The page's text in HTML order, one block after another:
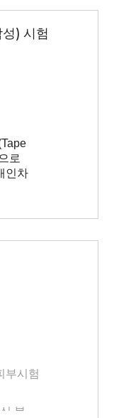
(펄이
, 세안 없이
눈썹
이
람(피부
는 분)
다
신청해
촬영 시
촬영)
험
신청해
) 시험
로
인차
썹 펌,
의 경우
신청해
부시험
분